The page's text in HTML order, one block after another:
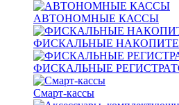
АВТОНОМНЫЕ КАССЫ
ФИСКАЛЬНЫЕ
ФИСКАЛЬНЫЕ
Смарт-кассы